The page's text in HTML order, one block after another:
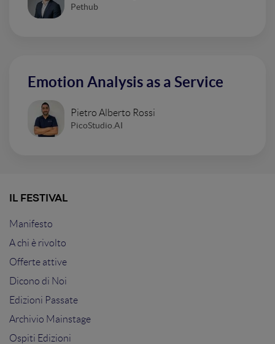
Pethub
Emotion Analysis as a Service
Pietro Alberto Rossi
PicoStudio.AI
IL FESTIVAL
Manifesto
A chi è rivolto
Offerte attive
Dicono di Noi
Edizioni Passate
Archivio Mainstage
Ospiti Edizioni